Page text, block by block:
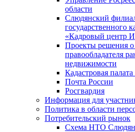
области
Слюдянский
государственного
«Кадровый центр
Проекты решения
правообладателя
недвижимости
Кадастровая
Почта России
Росгвардия
Информация для
Политика в области
Потребительский рынок
Схема НТО